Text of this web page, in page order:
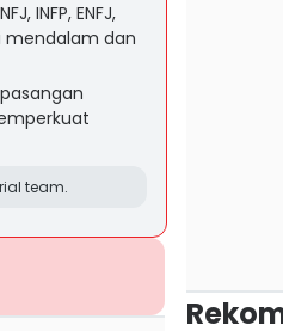
INFP, ENFJ,
mendalam dan
team.